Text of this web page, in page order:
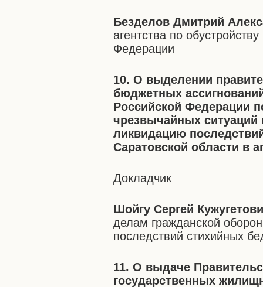
Безделов Дмитрий
агентства по
Федерации
10. О выделении
бюджетных
Российской Федерации
чрезвычайных ситуаций
ликвидацию
Саратовской области в
Докладчик
Шойгу Сергей
делам гражданской
последствий стихийных
11. О выдаче
государственных